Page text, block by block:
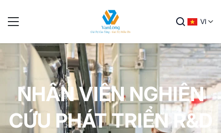
VI
NHÂN VIÊN NGHIÊN
CỨU PHÁT TRIỂN R&D